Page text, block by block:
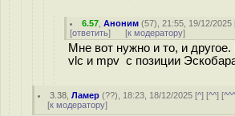
6.57 ,Аноним (57), 21:55, 19/12/2025
[ответить] [к модератору]
Мне вот нужно и то, и
vlc и mpv с позиции
3.38 ,Ламер (??), 18:23, 18/12/2025 [^] [^^] [
[к модератору]